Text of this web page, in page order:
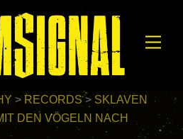
>RECORDS> SKLAVEN
DEN VÖGELN NACH